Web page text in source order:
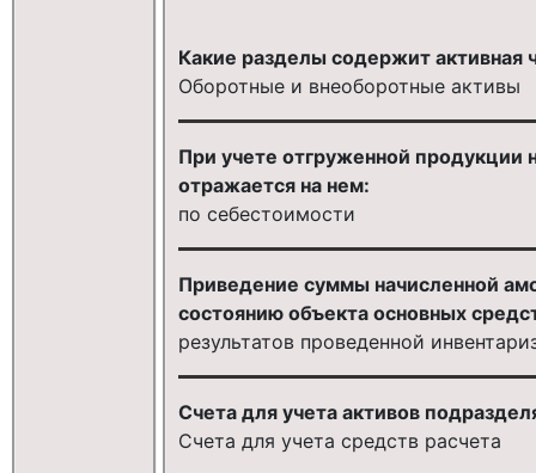
Какие разделы содержит активная
Оборотные и внеоборотные активы
При учете отгруженной продукции
отражается на нем:
по себестоимости
Приведение суммы начисленной
состоянию объекта основных
результатов проведенной
Счета для учета активов
Счета для учета средств расчета